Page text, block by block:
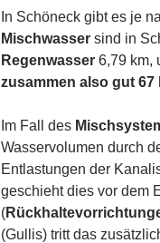
In Schöneck gibt es je
Mischwasser sind in
Regenwasser 6,79 km,
zusammen also gut 67
Im Fall des
Wasservolumen durch
Entlastungen der
geschieht dies vor dem
(
(Gullis) tritt das